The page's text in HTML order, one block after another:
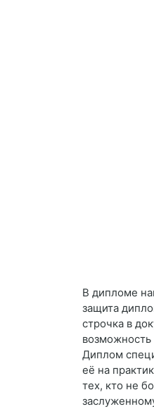
В дипломе
защита
строчка в
возможность
Диплом
её на
тех, кто не